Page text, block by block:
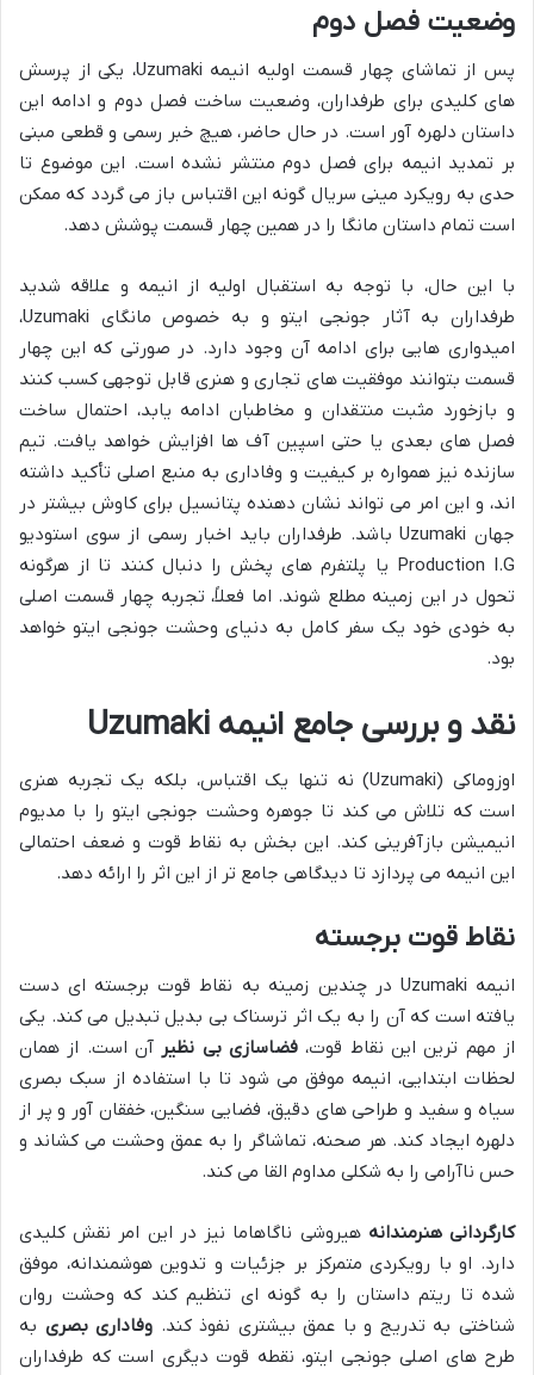
وضعیت فصل دوم
پس از تماشای چهار قسمت اولیه انیمه Uzumaki، یکی از پرسش
های کلیدی برای طرفداران، وضعیت ساخت فصل دوم و ادامه این
داستان دلهره آور است. در حال حاضر، هیچ خبر رسمی و قطعی مبنی
بر تمدید انیمه برای فصل دوم منتشر نشده است. این موضوع تا
حدی به رویکرد مینی سریال گونه این اقتباس باز می گردد که ممکن
است تمام داستان مانگا را در همین چهار قسمت پوشش دهد.
با این حال، با توجه به استقبال اولیه از انیمه و علاقه شدید
طرفداران به آثار جونجی ایتو و به خصوص مانگای Uzumaki،
امیدواری هایی برای ادامه آن وجود دارد. در صورتی که این چهار
قسمت بتوانند موفقیت های تجاری و هنری قابل توجهی کسب کنند
و بازخورد مثبت منتقدان و مخاطبان ادامه یابد، احتمال ساخت
فصل های بعدی یا حتی اسپین آف ها افزایش خواهد یافت. تیم
سازنده نیز همواره بر کیفیت و وفاداری به منبع اصلی تأکید داشته
اند، و این امر می تواند نشان دهنده پتانسیل برای کاوش بیشتر در
جهان Uzumakiباشد. طرفداران باید اخبار رسمی از سوی استودیو
Production I.G یا پلتفرم های پخش را دنبال کنند تا از هرگونه
تحول در این زمینه مطلع شوند. اما فعلاً، تجربه چهار قسمت اصلی
به خودی خود یک سفر کامل به دنیای وحشت جونجی ایتو خواهد
بود.
نقد و بررسی جامع انیمه Uzumaki
اوزوماکی (Uzumaki) نه تنها یک اقتباس، بلکه یک تجربه هنری
است که تلاش می کند تا جوهره وحشت جونجی ایتو را با مدیوم
انیمیشن بازآفرینی کند. این بخش به نقاط قوت و ضعف احتمالی
این انیمه می پردازد تا دیدگاهی جامع تر از این اثر را ارائه دهد.
نقاط قوت برجسته
انیمه Uzumaki در چندین زمینه به نقاط قوت برجسته ای دست
یافته است که آن را به یک اثر ترسناک بی بدیل تبدیل می کند. یکی
از مهم ترین این نقاط قوت، فضاسازی بی نظیر آن است. از همان
لحظات ابتدایی، انیمه موفق می شود تا با استفاده از سبک بصری
سیاه و سفید و طراحی های دقیق، فضایی سنگین، خفقان آور و پر از
دلهره ایجاد کند. هر صحنه، تماشاگر را به عمق وحشت می کشاند و
حس ناآرامی را به شکلی مداوم القا می کند.
کارگردانی هنرمندانه هیروشی ناگاهاما نیز در این امر نقش کلیدی
دارد. او با رویکردی متمرکز بر جزئیات و تدوین هوشمندانه، موفق
شده تا ریتم داستان را به گونه ای تنظیم کند که وحشت روان
شناختی به تدریج و با عمق بیشتری نفوذ کند. وفاداری بصری به
طرح های اصلی جونجی ایتو، نقطه قوت دیگری است که طرفداران